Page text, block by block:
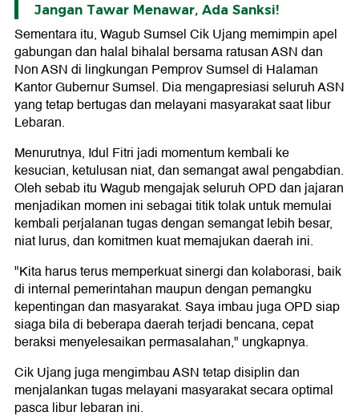
Jangan Tawar Menawar, Ada Sanksi!
Sementara itu, Wagub Sumsel Cik Ujang memimpin apel
gabungan dan halal bihalal bersama ratusan ASN dan
Non ASN di lingkungan Pemprov Sumsel di Halaman
Kantor Gubernur Sumsel. Dia mengapresiasi seluruh ASN
yang tetap bertugas dan melayani masyarakat saat libur
Lebaran.
Menurutnya, Idul Fitri jadi momentum kembali ke
kesucian, ketulusan niat, dan semangat awal pengabdian.
Oleh sebab itu Wagub mengajak seluruh OPD dan jajaran
menjadikan momen ini sebagai titik tolak untuk memulai
kembali perjalanan tugas dengan semangat lebih besar,
niat lurus, dan komitmen kuat memajukan daerah ini.
"Kita harus terus memperkuat sinergi dan kolaborasi, baik
di internal pemerintahan maupun dengan pemangku
kepentingan dan masyarakat. Saya imbau juga OPD siap
siaga bila di beberapa daerah terjadi bencana, cepat
beraksi menyelesaikan permasalahan," ungkapnya.
Cik Ujang juga mengimbau ASN tetap disiplin dan
menjalankan tugas melayani masyarakat secara optimal
pasca libur lebaran ini.